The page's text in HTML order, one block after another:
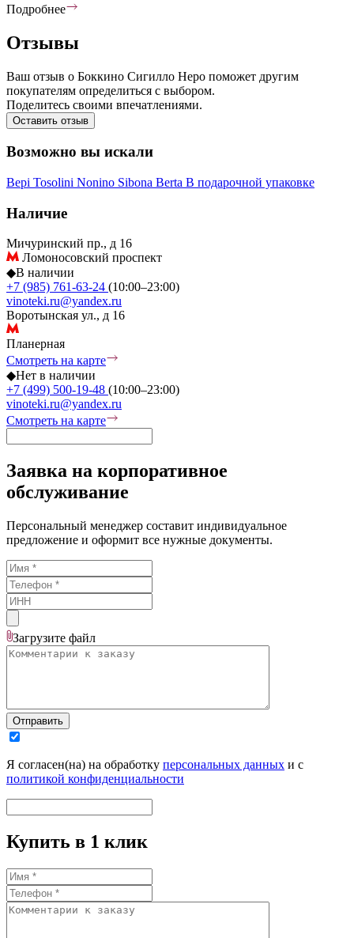
Подробнее
Отзывы
Ваш отзыв о Боккино Сигилло Неро поможет другим
покупателям определиться с выбором.
Поделитесь своими впечатлениями.
Оставить отзыв
Возможно вы искали
Bepi Tosolini Nonino Sibona Berta В подарочной упаковке
Наличие
Мичуринский пр., д 16
Ломоносовский проспект
◆В наличии
+7 (985) 761-63-24 (10:00–23:00)
vinoteki.ru@yandex.ru
Воротынская ул., д 16
Планерная
Смотреть на карте
◆Нет в наличии
+7 (499) 500-19-48 (10:00–23:00)
vinoteki.ru@yandex.ru
Смотреть на карте
Заявка на корпоративное
обслуживание
Персональный менеджер составит индивидуальное
предложение и оформит все нужные документы.
Загрузите файл
Отправить
Я согласен(на) на обработку персональных данных и с
политикой конфиденциальности
Купить в 1 клик